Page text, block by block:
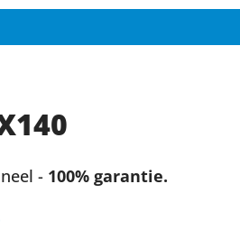
- 100% garantie.